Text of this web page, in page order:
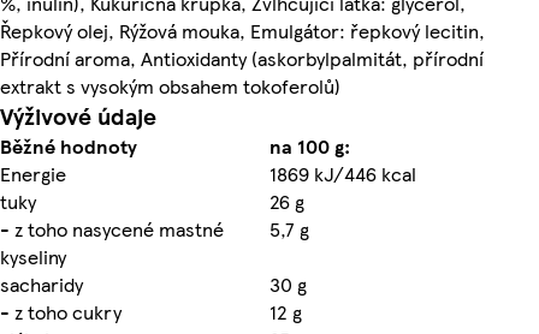
Řepkový olej, Rýžová mouka, Emulgátor: řepkový lecitin,
Přírodní aroma, Antioxidanty (askorbylpalmitát, přírodní
extrakt s vysokým obsahem tokoferolů)
Výživové údaje
Běžné hodnoty
na 100 g:
Energie
1869 kJ/446 kcal
tuky
26 g
- z toho nasycené mastné
kyseliny
5,7 g
sacharidy
30 g
- z toho cukry
12 g